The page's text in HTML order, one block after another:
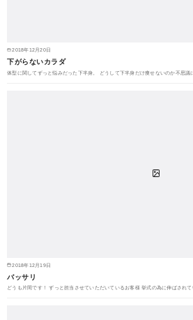
2018年12月20日
下がらないカラダ
体型に関してずっと悩みだった下半身。 どうして下半身だけ痩せないのか不思議
2018年12月19日
バッサリ
どうも片岡です！ ずっと担当させていただいているお客様 挙式の為に伸ばされて